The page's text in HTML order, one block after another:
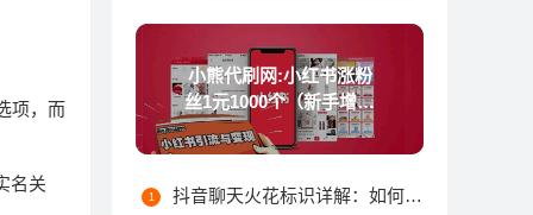
项，而
名关
小熊代刷网:小红书涨粉
丝1元1000个（新手增加
粉丝技巧）
抖音聊天火花标识详解：如何触发不同颜色火花及最高等级规则